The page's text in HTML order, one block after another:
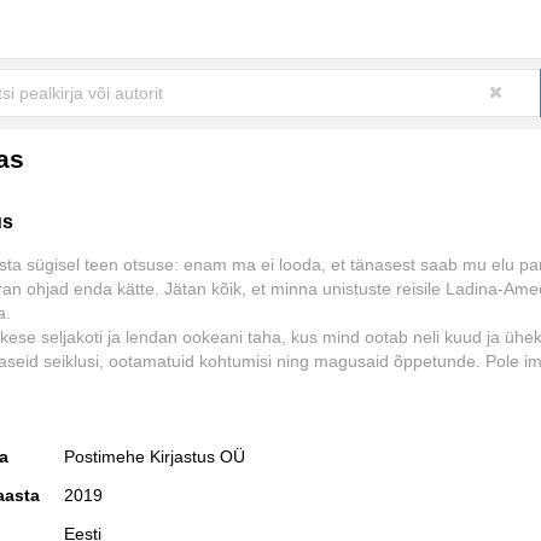
sügisel teen otsuse: enam ma ei looda, et tänasest saab mu elu
ohjad enda kätte. Jätan kõik, et minna unistuste reisile Ladina-
seljakoti ja lendan ookeani taha, kus mind ootab neli kuud ja
seiklusi, ootamatuid kohtumisi ning magusaid õppetunde. Pole
kogetu teeb mu tänulikuks kõige eest, mis mul on, ning
Postimehe Kirjastus OÜ
2019
Eesti